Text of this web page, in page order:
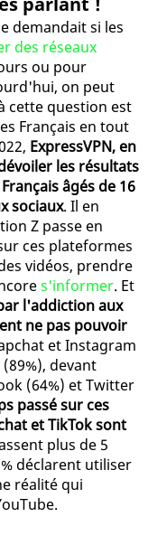
demandait si les
des réseaux
ou pour
on peut
cette question est
Français en tout
ExpressVPN, en
les résultats
âgés de 16
sociaux. Il en
Z passe en
ces plateformes
vidéos, prendre
s'informer. Et
l'addiction aux
ne pas pouvoir
et Instagram
devant
(64%) et Twitter
passé sur ces
et TikTok sont
plus de 5
déclarent utiliser
réalité qui